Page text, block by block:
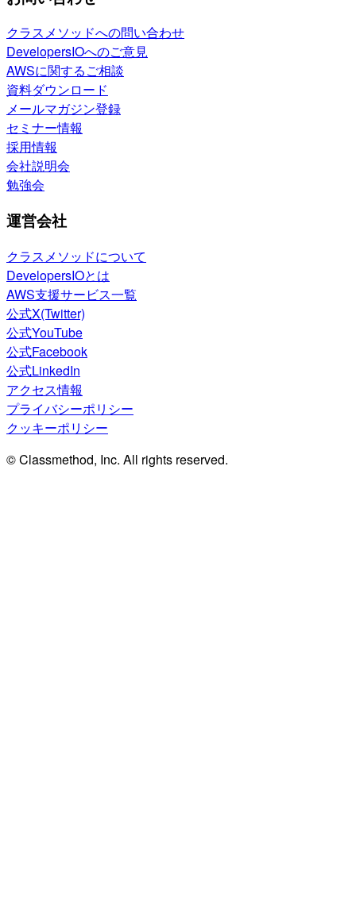
クラスメソッドへの問い合わせ
DevelopersIOへのご意見
AWSに関するご相談
資料ダウンロード
メールマガジン登録
セミナー情報
採用情報
会社説明会
勉強会
運営会社
クラスメソッドについて
DevelopersIOとは
AWS支援サービス一覧
公式X(Twitter)
公式YouTube
公式Facebook
公式LinkedIn
アクセス情報
プライバシーポリシー
クッキーポリシー
© Classmethod, Inc. All rights reserved.